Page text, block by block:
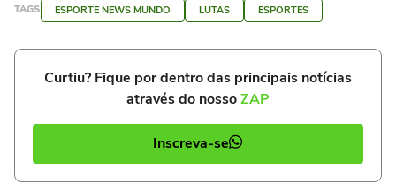
TAGS ESPORTE NEWS MUNDO LUTAS ESPORTES
Curtiu? Fique por dentro das principais notícias
através do nossoZAP
Inscreva-se